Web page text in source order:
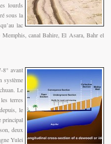
lourds
sous la
lac
Memphis, canal Bahire, El Asara, Bahr el
8° avant
système
Le
terres
le
principal
deux
Yulei